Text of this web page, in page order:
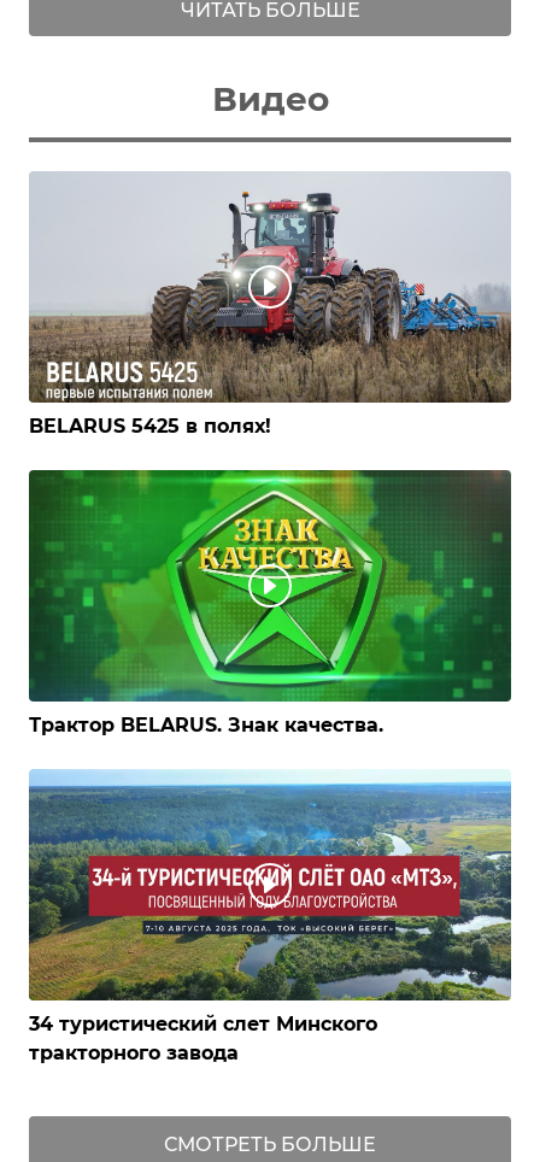
ЧИТАТЬ БОЛЬШЕ
Видео
BELARUS 5425 в полях!
Трактор BELARUS. Знак качества.
34 туристический слет Минского
тракторного завода
СМОТРЕТЬ БОЛЬШЕ